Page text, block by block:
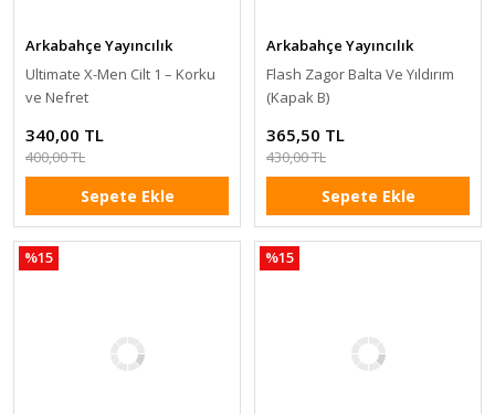
Arkabahçe Yayıncılık
Ultimate X-Men Cilt 1 – Korku
ve Nefret
340,00 TL
400,00 TL
Sepete Ekle
Arkabahçe Yayıncılık
Flash Zagor Balta Ve Yıldırım
(Kapak B)
365,50 TL
430,00 TL
Sepete Ekle
%15 %15